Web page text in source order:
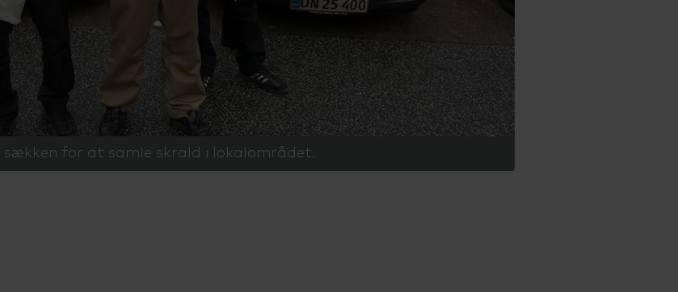
sækken for at samle skrald i lokalområdet.